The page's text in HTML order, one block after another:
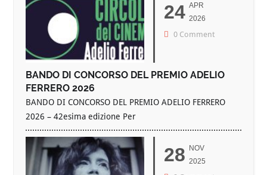
24 APR
2026
0 Comment
BANDO DI CONCORSO DEL PREMIO ADELIO
FERRERO 2026
BANDO DI CONCORSO DEL PREMIO ADELIO FERRERO
2026 – 42esima edizione Per
28 NOV
2025